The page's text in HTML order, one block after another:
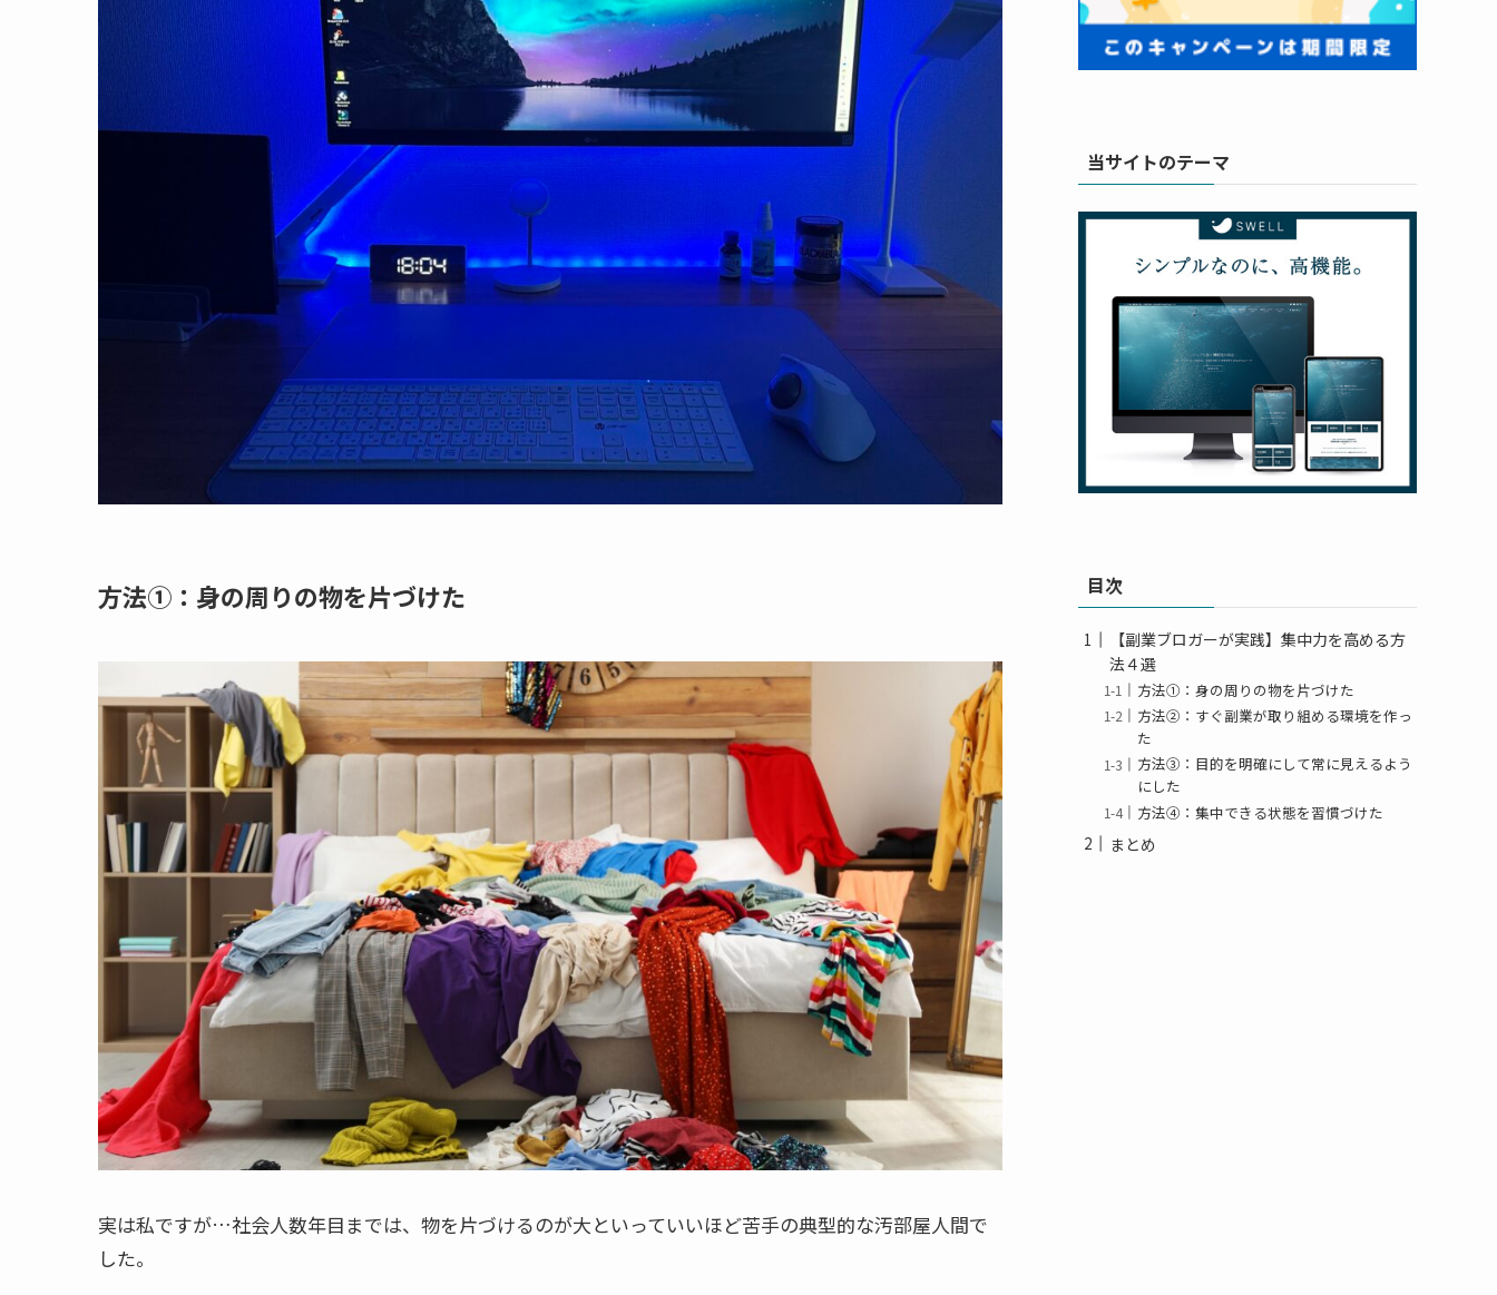
方法①：身の周りの物を片づけた
実は私ですが…社会人数年目までは、物を片づけるのが大といっていいほど苦手の典型的な汚部屋人間で
した。
当サイトのテーマ
目次
【副業ブロガーが実践】集中力を高める方
法４選
方法①：身の周りの物を片づけた
方法②：すぐ副業が取り組める環境を作っ
た
方法③：目的を明確にして常に見えるよう
にした
方法④：集中できる状態を習慣づけた
まとめ